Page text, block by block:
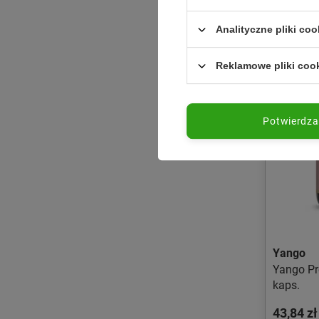
Yango
Yango
kaps.
43,84 zł
Analityczne pliki
Reklamowe pliki